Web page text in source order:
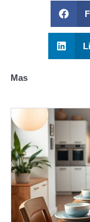
Mas